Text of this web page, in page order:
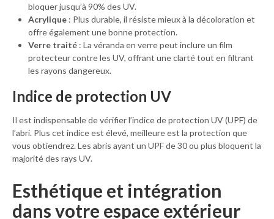
bloquer jusqu’à 90% des UV.
Acrylique : Plus durable, il résiste mieux à la décoloration et
offre également une bonne protection.
Verre traité : La véranda en verre peut inclure un film
protecteur contre les UV, offrant une clarté tout en filtrant
les rayons dangereux.
Indice de protection UV
Il est indispensable de vérifier l’indice de protection UV (UPF) de
l’abri. Plus cet indice est élevé, meilleure est la protection que
vous obtiendrez. Les abris ayant un UPF de 30 ou plus bloquent la
majorité des rays UV.
Esthétique et intégration
dans votre espace extérieur